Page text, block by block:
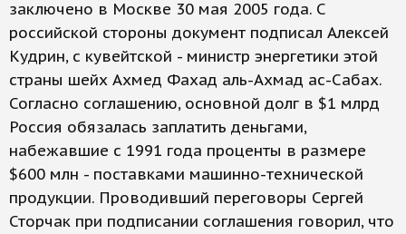
заключено в Москве 30 мая 2005 года. С
российской стороны документ подписал Алексей
Кудрин, с кувейтской - министр энергетики этой
страны шейх Ахмед Фахад аль-Ахмад ас-Сабах.
Согласно соглашению, основной долг в $1 млрд
Россия обязалась заплатить деньгами,
набежавшие с 1991 года проценты в размере
$600 млн - поставками машинно-технической
продукции. Проводивший переговоры Сергей
Сторчак при подписании соглашения говорил, что